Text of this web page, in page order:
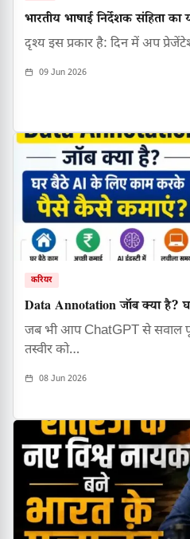
भारतीय भाषाई निर्देशक संहिता का
दृश्य इस प्रकार है: दिन में अप
09 Jun 2026
करियर
Data Annotation जॉब क्या है?
जब भी आप ChatGPT से सवाल
तस्वीर को…
08 Jun 2026